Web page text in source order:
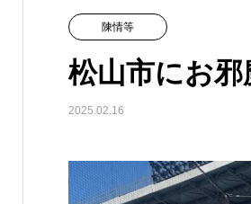
陳情等
松山市にお
2025.02.16